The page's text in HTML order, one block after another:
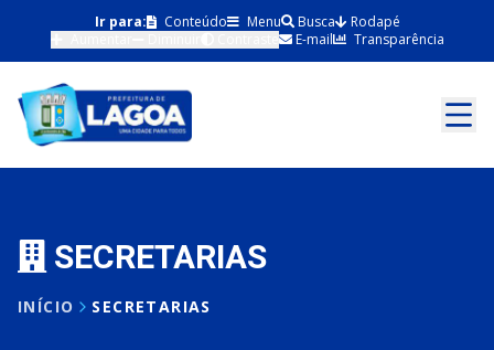
Ir para: Conteúdo Menu Busca
Rodapé
E-mail Transparência
SECRETARIAS
INÍCIO SECRETARIAS